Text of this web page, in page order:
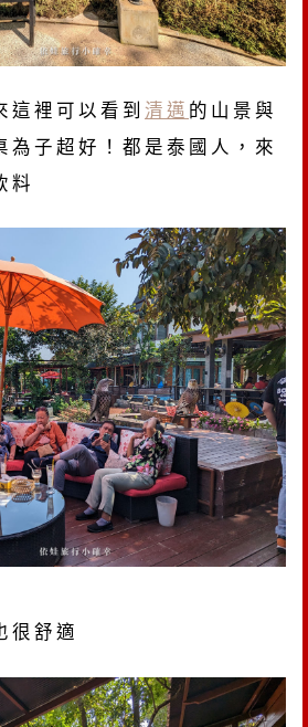
這裡可以看到 清邁 的山景與
為子超好！都是泰國人，來
料
很舒適